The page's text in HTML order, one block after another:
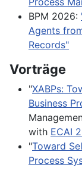
BPM 2026:
Agents
Records"
Vorträge
"XABPs:
Business
with ECAI
"Toward
Process